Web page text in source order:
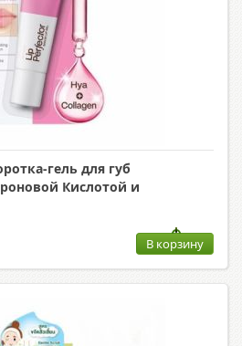
гель для губ
Кислотой и
В корзину